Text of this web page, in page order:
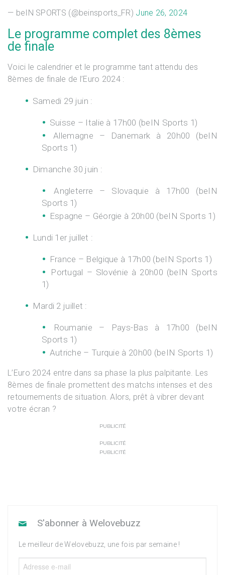
— beIN SPORTS (@beinsports_FR) June 26, 2024
Le programme complet des 8èmes
de finale
Voici le calendrier et le programme tant attendu des
8èmes de finale de l’Euro 2024 :
Samedi 29 juin :
Suisse – Italie à 17h00 (beIN Sports 1)
Allemagne – Danemark à 20h00 (beIN
Sports 1)
Dimanche 30 juin :
Angleterre – Slovaquie à 17h00 (beIN
Sports 1)
Espagne – Géorgie à 20h00 (beIN Sports 1)
Lundi 1er juillet :
France – Belgique à 17h00 (beIN Sports 1)
Portugal – Slovénie à 20h00 (beIN Sports
1)
Mardi 2 juillet :
Roumanie – Pays-Bas à 17h00 (beIN
Sports 1)
Autriche – Turquie à 20h00 (beIN Sports 1)
L’Euro 2024 entre dans sa phase la plus palpitante. Les
8èmes de finale promettent des matchs intenses et des
retournements de situation. Alors, prêt à vibrer devant
votre écran ?
PUBLICITÉ
PUBLICITÉ
PUBLICITÉ
S'abonner à Welovebuzz
Le meilleur de Welovebuzz, une fois par semaine !